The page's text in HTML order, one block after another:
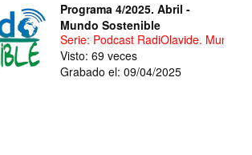
Programa 4/2025. Abril -
Mundo Sostenible
Serie: Podcast RadiOlavide. Mundo
Visto: 69 veces
Grabado el: 09/04/2025